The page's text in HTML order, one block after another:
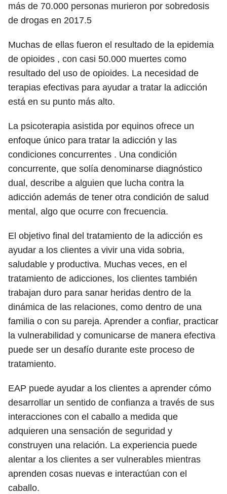
más de 70.000 personas murieron por sobredosis
de drogas en 2017.5
Muchas de ellas fueron el resultado de la epidemia
de opioides , con casi 50.000 muertes como
resultado del uso de opioides. La necesidad de
terapias efectivas para ayudar a tratar la adicción
está en su punto más alto.
La psicoterapia asistida por equinos ofrece un
enfoque único para tratar la adicción y las
condiciones concurrentes . Una condición
concurrente, que solía denominarse diagnóstico
dual, describe a alguien que lucha contra la
adicción además de tener otra condición de salud
mental, algo que ocurre con frecuencia.
El objetivo final del tratamiento de la adicción es
ayudar a los clientes a vivir una vida sobria,
saludable y productiva. Muchas veces, en el
tratamiento de adicciones, los clientes también
trabajan duro para sanar heridas dentro de la
dinámica de las relaciones, como dentro de una
familia o con su pareja. Aprender a confiar, practicar
la vulnerabilidad y comunicarse de manera efectiva
puede ser un desafío durante este proceso de
tratamiento.
EAP puede ayudar a los clientes a aprender cómo
desarrollar un sentido de confianza a través de sus
interacciones con el caballo a medida que
adquieren una sensación de seguridad y
construyen una relación. La experiencia puede
alentar a los clientes a ser vulnerables mientras
aprenden cosas nuevas e interactúan con el
caballo.